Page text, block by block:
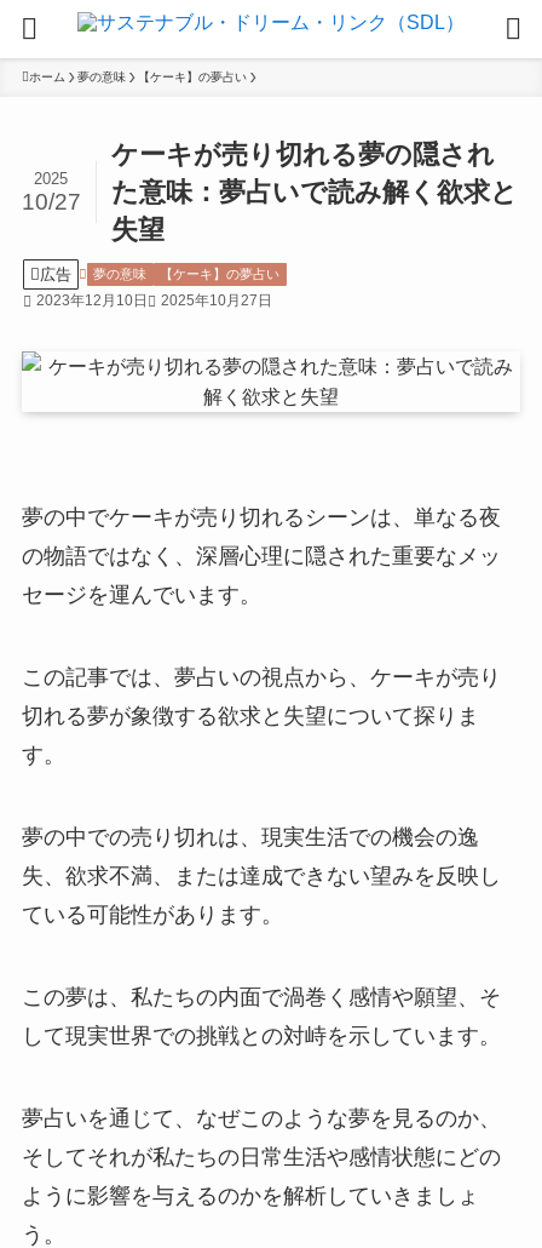
ホーム 夢の意味 【ケーキ】の夢占い
ケーキが売り切れる夢の隠され
た意味：夢占いで読み解く欲求と
失望
2025
10/27
広告 夢の意味 【ケーキ】の夢占い
2023年12月10日 2025年10月27日
夢の中でケーキが売り切れるシーンは、単なる夜
の物語ではなく、深層心理に隠された重要なメッ
セージを運んでいます。
この記事では、夢占いの視点から、ケーキが売り
切れる夢が象徴する欲求と失望について探りま
す。
夢の中での売り切れは、現実生活での機会の逸
失、欲求不満、または達成できない望みを反映し
ている可能性があります。
この夢は、私たちの内面で渦巻く感情や願望、そ
して現実世界での挑戦との対峙を示しています。
夢占いを通じて、なぜこのような夢を見るのか、
そしてそれが私たちの日常生活や感情状態にどの
ように影響を与えるのかを解析していきましょ
う。